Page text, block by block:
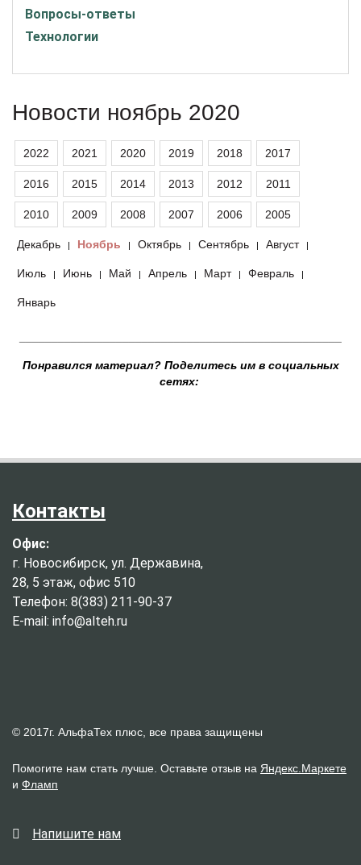
Вопросы-ответы
Технологии
Новости ноябрь 2020
2022 2021 2020 2019 2018 2017
2016 2015 2014 2013 2012 2011
2010 2009 2008 2007 2006 2005
Декабрь | Ноябрь | Октябрь | Сентябрь | Август |
Июль | Июнь | Май | Апрель | Март | Февраль |
Январь
Понравился материал? Поделитесь им в социальных
сетях:
Контакты
Офис:
г. Новосибирск, ул. Державина,
28, 5 этаж, офис 510
Телефон: 8(383) 211-90-37
E-mail: info@alteh.ru
© 2017г. АльфаТех плюс, все права защищены
Помогите нам стать лучше. Оставьте отзыв на Яндекс.Маркете
и Фламп
Напишите нам